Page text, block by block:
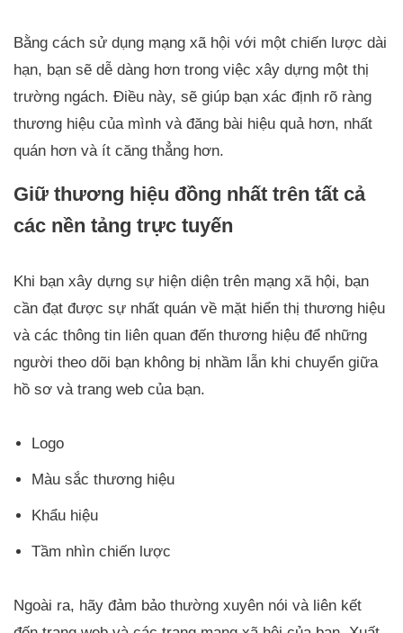
Bằng cách sử dụng mạng xã hội với một chiến lược dài
hạn, bạn sẽ dễ dàng hơn trong việc xây dựng một thị
trường ngách. Điều này, sẽ giúp bạn xác định rõ ràng
thương hiệu của mình và đăng bài hiệu quả hơn, nhất
quán hơn và ít căng thẳng hơn.
Giữ thương hiệu đồng nhất trên tất cả
các nền tảng trực tuyến
Khi bạn xây dựng sự hiện diện trên mạng xã hội, bạn
cần đạt được sự nhất quán về mặt hiển thị thương hiệu
và các thông tin liên quan đến thương hiệu để những
người theo dõi bạn không bị nhầm lẫn khi chuyển giữa
hồ sơ và trang web của bạn.
Logo
Màu sắc thương hiệu
Khẩu hiệu
Tầm nhìn chiến lược
Ngoài ra, hãy đảm bảo thường xuyên nói và liên kết